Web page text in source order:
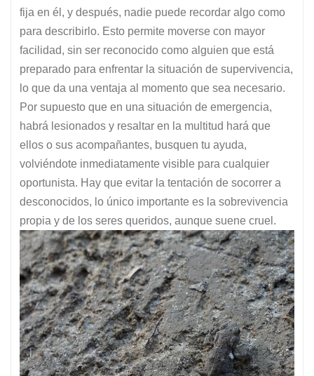
fija en él, y después, nadie puede recordar algo como
para describirlo. Esto permite moverse con mayor
facilidad, sin ser reconocido como alguien que está
preparado para enfrentar la situación de supervivencia,
lo que da una ventaja al momento que sea necesario.
Por supuesto que en una situación de emergencia,
habrá lesionados y resaltar en la multitud hará que
ellos o sus acompañantes, busquen tu ayuda,
volviéndote inmediatamente visible para cualquier
oportunista. Hay que evitar la tentación de socorrer a
desconocidos, lo único importante es la sobrevivencia
propia y de los seres queridos, aunque suene cruel.